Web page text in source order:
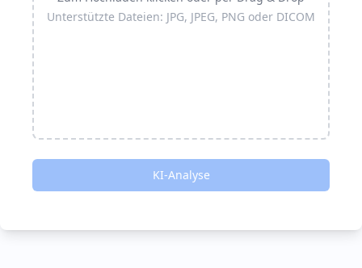
Unterstützte Dateien: JPG, JPEG, PNG oder DICOM
KI-Analyse